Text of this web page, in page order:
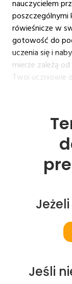
nauczycielem
poszczególnymi
rówieśnicze w
gotowość do
uczenia się i
mierze zależą
Twoi uczniowie
Jeśli